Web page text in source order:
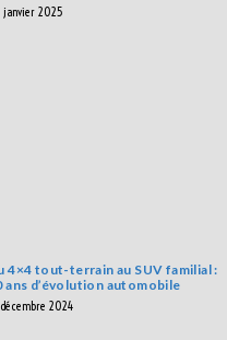
2025
4×4 tout-terrain au SUV familial :
ans d’évolution automobile
2024